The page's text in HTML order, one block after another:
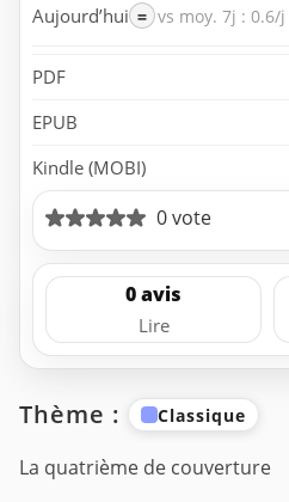
Aujourd’hui = vs moy. 7j : 0.6/j
PDF
EPUB
Kindle (MOBI)
0 vote
0 avis
Lire
Thème : Classique
La quatrième de couverture